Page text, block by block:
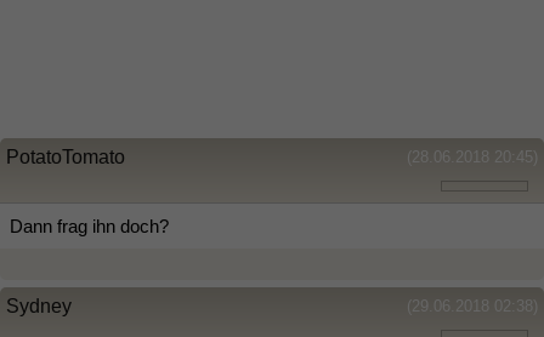
(28.06.2018 20:45)
PotatoTomato
Dann frag ihn doch?
(29.06.2018 02:38)
Sydney